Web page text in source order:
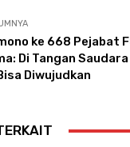
ke 668 Pejabat
Di Tangan
Diwujudkan